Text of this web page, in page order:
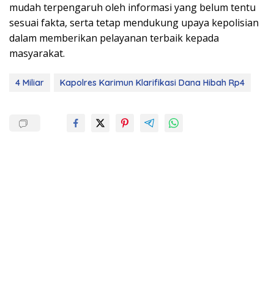
mudah terpengaruh oleh informasi yang belum tentu
sesuai fakta, serta tetap mendukung upaya kepolisian
dalam memberikan pelayanan terbaik kepada
masyarakat.
4 Miliar Kapolres Karimun Klarifikasi Dana Hibah Rp4